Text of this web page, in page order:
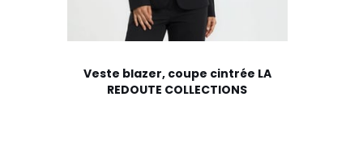
Veste blazer, coupe cintrée LA
REDOUTE COLLECTIONS